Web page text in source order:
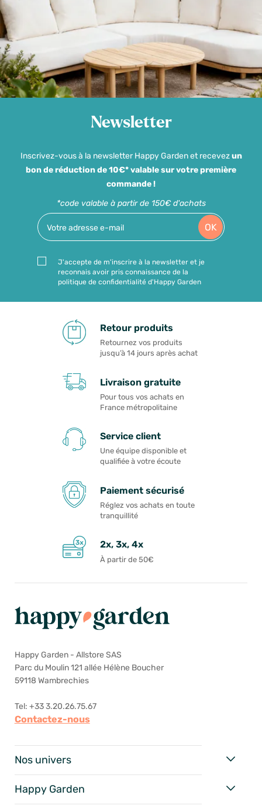
Newsletter
Inscrivez-vous à la newsletter Happy Garden et recevezun
bon de réduction de 10€* valable sur votre première
commande !
*code valable à partir de 150€ d'achats
OK
J'accepte de m'inscrire à la newsletter et je
reconnais avoir pris connaissance de la
politique de confidentialité d'Happy Garden
Retour produits
Retournez vos produits
jusqu’à 14 jours après achat
Livraison gratuite
Pour tous vos achats en
France métropolitaine
Service client
Une équipe disponible et
qualifiée à votre écoute
Paiement sécurisé
Réglez vos achats en toute
tranquillité
2x, 3x, 4x
À partir de 50€
Happy Garden - Allstore SAS
Parc du Moulin 121 allée Hélène Boucher
59118 Wambrechies
Tel: +33 3.20.26.75.67
Contactez-nous
Nos univers
Happy Garden